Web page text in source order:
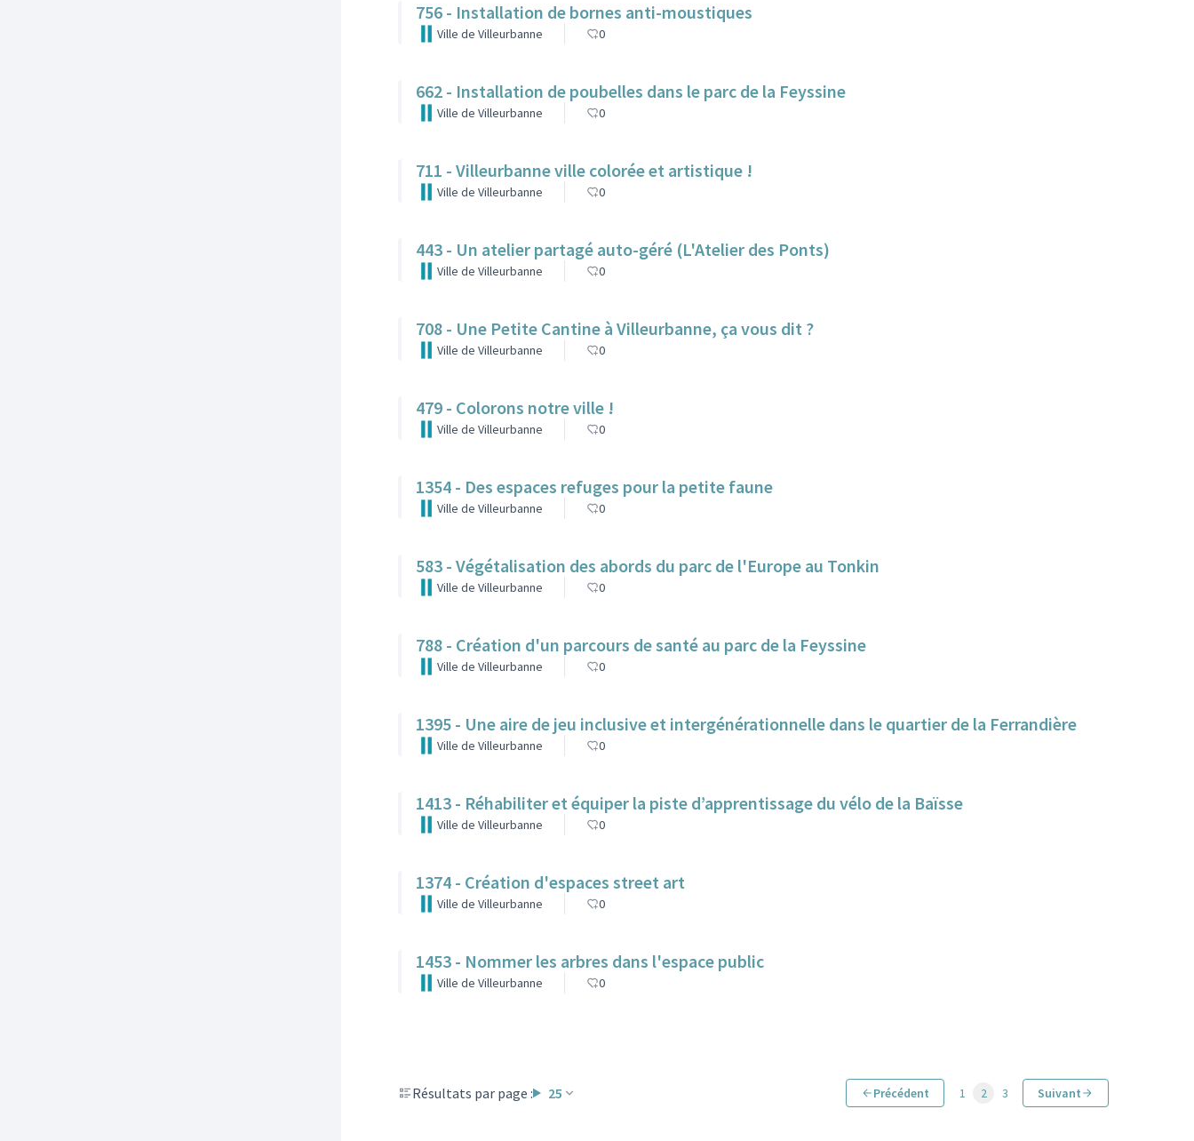
756 - Installation de bornes anti-moustiques
Ville de Villeurbanne 0
662 - Installation de poubelles dans le parc de la Feyssine
Ville de Villeurbanne 0
711 - Villeurbanne ville colorée et artistique !
Ville de Villeurbanne 0
443 - Un atelier partagé auto-géré (L'Atelier des Ponts)
Ville de Villeurbanne 0
708 - Une Petite Cantine à Villeurbanne, ça vous dit ?
Ville de Villeurbanne 0
479 - Colorons notre ville !
Ville de Villeurbanne 0
1354 - Des espaces refuges pour la petite faune
Ville de Villeurbanne 0
583 - Végétalisation des abords du parc de l'Europe au Tonkin
Ville de Villeurbanne 0
788 - Création d'un parcours de santé au parc de la Feyssine
Ville de Villeurbanne 0
1395 - Une aire de jeu inclusive et intergénérationnelle dans le quartier de la Ferrandière
Ville de Villeurbanne 0
1413 - Réhabiliter et équiper la piste d’apprentissage du vélo de la Baïsse
Ville de Villeurbanne 0
1374 - Création d'espaces street art
Ville de Villeurbanne 0
1453 - Nommer les arbres dans l'espace public
Ville de Villeurbanne 0
Résultats par page : 25 Précédent 1 2 3 Suivant